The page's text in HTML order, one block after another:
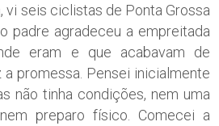
vi seis ciclistas de Ponta Grossa
padre agradeceu a empreitada
eram e que acabavam de
promessa. Pensei inicialmente
não tinha condições, nem uma
preparo físico. Comecei a